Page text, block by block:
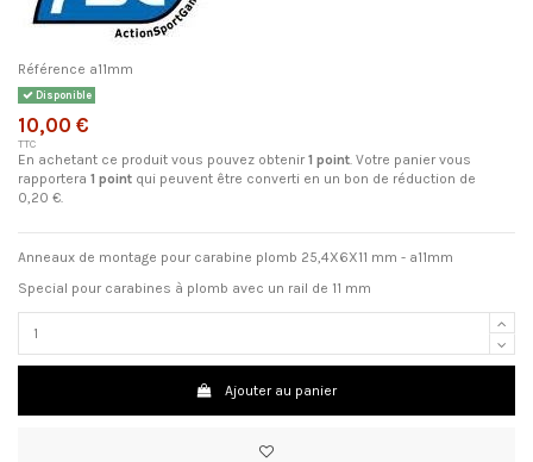
Référence a11mm
Disponible
10,00 €
TTC
En achetant ce produit vous pouvez obtenir 1 point . Votre panier vous
rapportera 1 point qui peuvent être converti en un bon de réduction de
0,20 €
Anneaux de montage pour carabine plomb 25,4X6X11 mm - a11mm
Special pour carabines à plomb avec un rail de 11 mm
Ajouter au panier